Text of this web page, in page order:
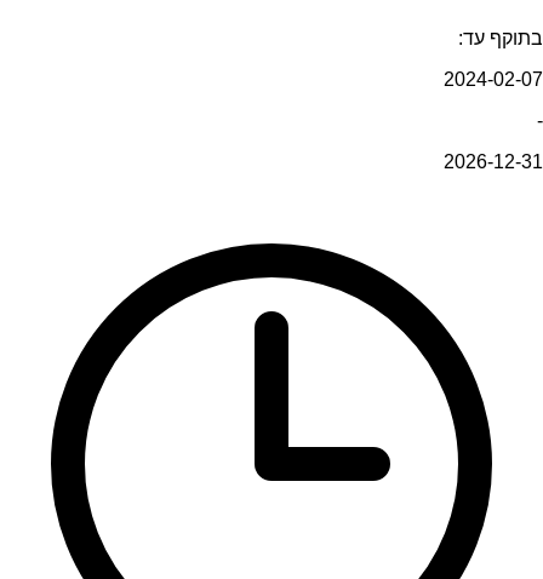
בתוקף עד:
2024-02-07
-
2026-12-31